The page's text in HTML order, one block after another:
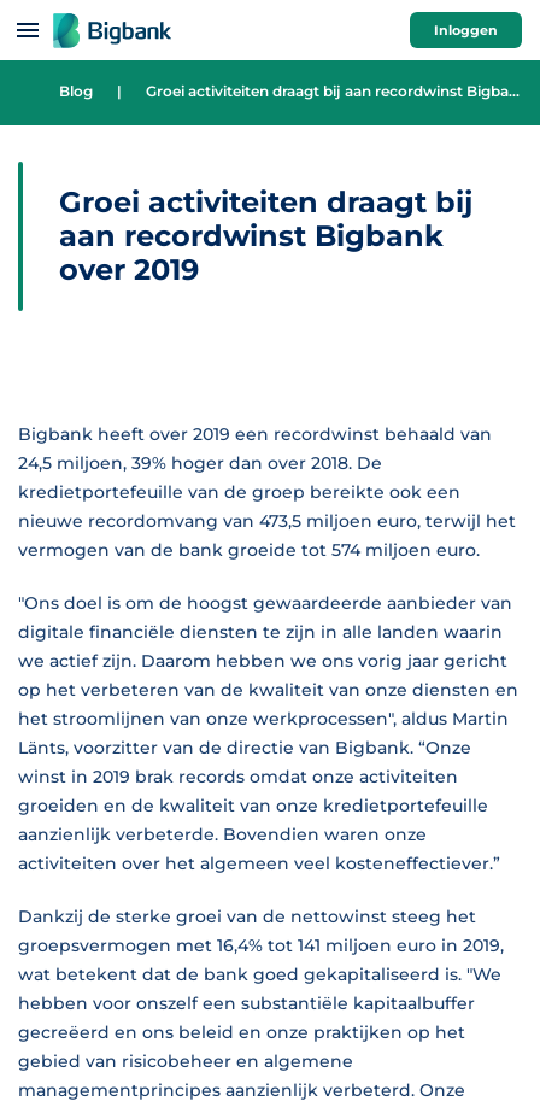
Spring naar onderwerp Inloggen
Blog | Groei activiteiten draagt bij aan recordwinst Bigbank over 2019
Groei activiteiten draagt bij
aan recordwinst Bigbank
over 2019
Bigbank heeft over 2019 een recordwinst behaald van
24,5 miljoen, 39% hoger dan over 2018. De
kredietportefeuille van de groep bereikte ook een
nieuwe recordomvang van 473,5 miljoen euro, terwijl het
vermogen van de bank groeide tot 574 miljoen euro.
"Ons doel is om de hoogst gewaardeerde aanbieder van
digitale financiële diensten te zijn in alle landen waarin
we actief zijn. Daarom hebben we ons vorig jaar gericht
op het verbeteren van de kwaliteit van onze diensten en
het stroomlijnen van onze werkprocessen", aldus Martin
Länts, voorzitter van de directie van Bigbank. “Onze
winst in 2019 brak records omdat onze activiteiten
groeiden en de kwaliteit van onze kredietportefeuille
aanzienlijk verbeterde. Bovendien waren onze
activiteiten over het algemeen veel kosteneffectiever.”
Dankzij de sterke groei van de nettowinst steeg het
groepsvermogen met 16,4% tot 141 miljoen euro in 2019,
wat betekent dat de bank goed gekapitaliseerd is. "We
hebben voor onszelf een substantiële kapitaalbuffer
gecreëerd en ons beleid en onze praktijken op het
gebied van risicobeheer en algemene
managementprincipes aanzienlijk verbeterd. Onze